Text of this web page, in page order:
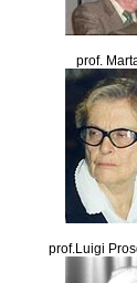
prof.
prof.Luigi